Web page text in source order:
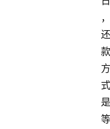
，
还
款
方
式
是
等